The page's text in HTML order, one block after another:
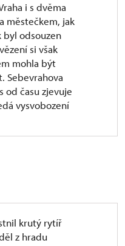
i s dvěma
městečkem, jak
byl odsouzen
si však
mohla být
Sebevrahova
od času zjevuje
vysvobození
krutý rytíř
z hradu